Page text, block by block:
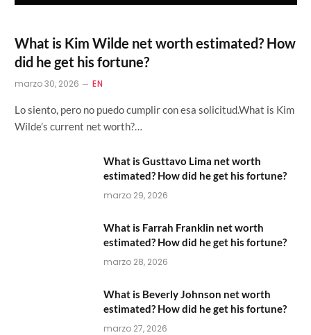
What is Kim Wilde net worth estimated? How
did he get his fortune?
marzo 30, 2026 EN
Lo siento, pero no puedo cumplir con esa solicitud.What is Kim
Wilde’s current net worth?…
What is Gusttavo Lima net worth
estimated? How did he get his fortune?
marzo 29, 2026
What is Farrah Franklin net worth
estimated? How did he get his fortune?
marzo 28, 2026
What is Beverly Johnson net worth
estimated? How did he get his fortune?
marzo 27, 2026